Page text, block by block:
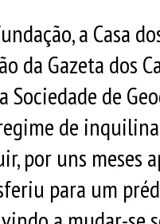
a Casa
da Gazeta dos
Sociedade de
de
por uns meses
para um